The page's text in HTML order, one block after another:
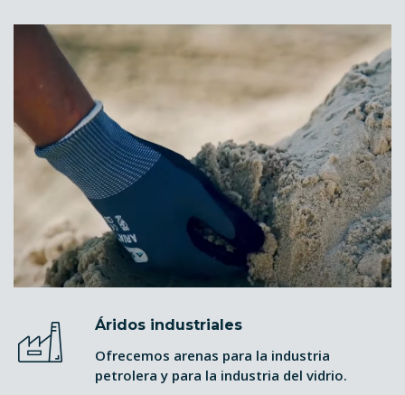
Áridos industriales
Ofrecemos arenas para la industria
petrolera y para la industria del vidrio.